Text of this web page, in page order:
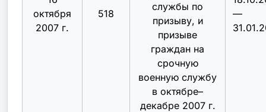
октября
2007 г.
518
службы по
призыву, и
призыве
граждан на
срочную
военную службу
в октябре–
декабре 2007 г.
—